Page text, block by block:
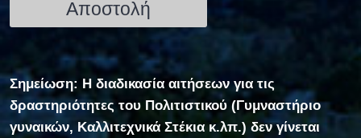
Σημείωση: Η διαδικασία αιτήσεων για τις
δραστηριότητες του Πολιτιστικού (Γυμναστήριο
γυναικών, Καλλιτεχνικά Στέκια κ.λπ.) δεν γίνεται